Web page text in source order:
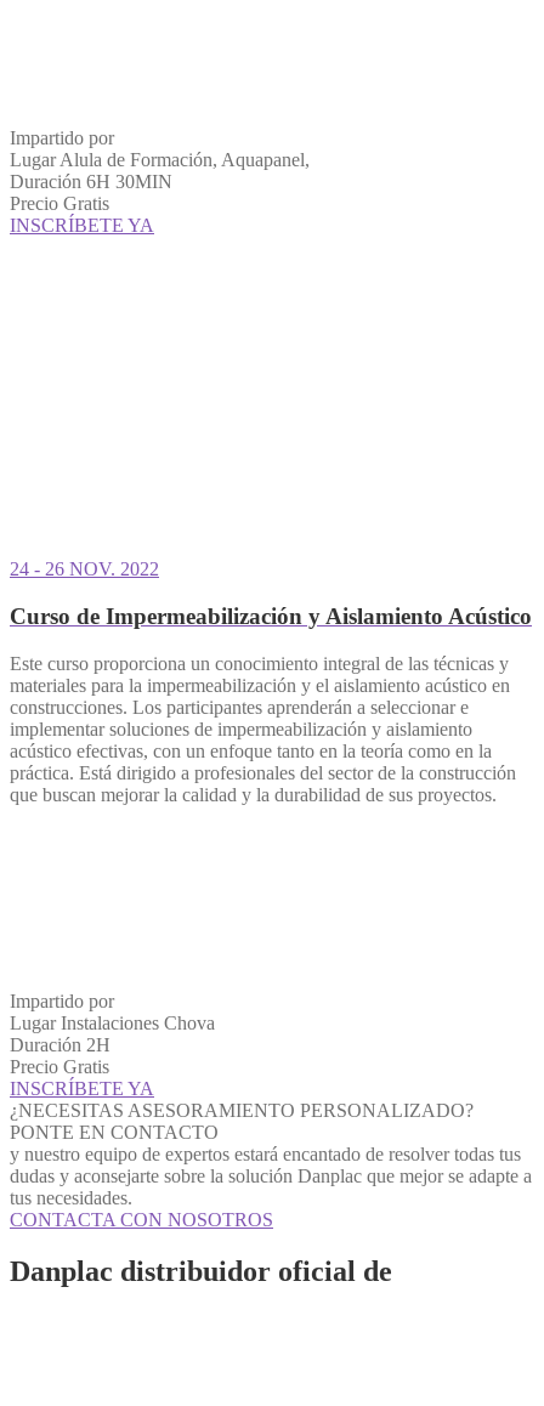
Impartido por
LugarAlula de Formación, Aquapanel,
Duración 6H 30MIN
Precio Gratis
INSCRÍBETE YA
24 - 26 NOV. 2022
Curso de Impermeabilización y Aislamiento Acústico
Este curso proporciona un conocimiento integral de las técnicas y
materiales para la impermeabilización y el aislamiento acústico en
construcciones. Los participantes aprenderán a seleccionar e
implementar soluciones de impermeabilización y aislamiento
acústico efectivas, con un enfoque tanto en la teoría como en la
práctica. Está dirigido a profesionales del sector de la construcción
que buscan mejorar la calidad y la durabilidad de sus proyectos.
Impartido por
LugarInstalaciones Chova
Duración 2H
Precio Gratis
INSCRÍBETE YA
¿NECESITAS ASESORAMIENTO PERSONALIZADO?
PONTE EN CONTACTO
y nuestro equipo de expertos estará encantado de resolver todas tus
dudas y aconsejarte sobre la solución Danplac que mejor se adapte a
tus necesidades.
CONTACTA CON NOSOTROS
Danplac distribuidor oficial de